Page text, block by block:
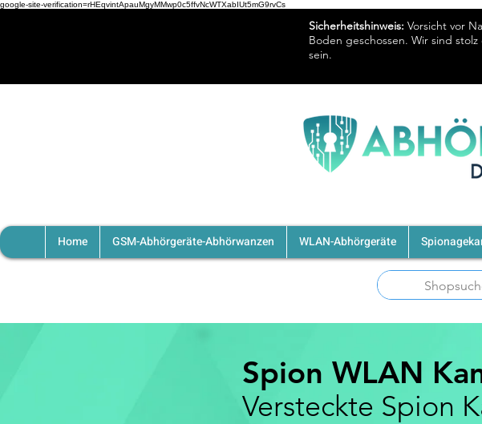
google-site-verification=rHEqvintApauMgyMMwp0c5ffvNcWTXabIUt5mG9rvCs
Sicherheitshinweis: Vorsicht vor
Boden geschossen. Wir sind
sein.
JETZT NEU!
Home GSM-Abhörgeräte-Abhörwanzen WLAN-Abhörgeräte
Spion WLAN
Versteckte Spion